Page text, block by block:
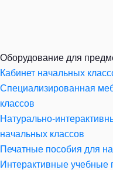
Оборудование для
Кабинет начальных
Специализированная
классов
Натурально-
начальных классов
Печатные пособия для
Интерактивные учебные